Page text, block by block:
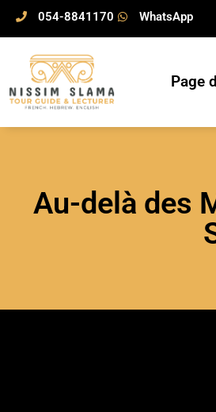
054-8841170 WhatsApp
Page
Au-delà des